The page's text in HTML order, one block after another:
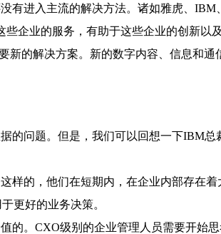
有进入主流的解决方法。诸如雅虎、IBM
企业的服务，有助于这些企业的创新以
新的解决方案。新的数字内容、信息和通
的问题。但是，我们可以回想一下IBM总
样的，他们在短期内，在企业内部存在着
更好的业务决策。
的。CXO级别的企业管理人员需要开始